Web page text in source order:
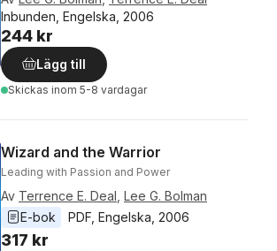
Inbunden, Engelska, 2006
244 kr
Lägg till
Skickas inom 5-8 vardagar
Wizard and the Warrior
Leading with Passion and Power
Av Terrence E. Deal Lee G. Bolman
E-bok
PDF Engelska 2006
317 kr